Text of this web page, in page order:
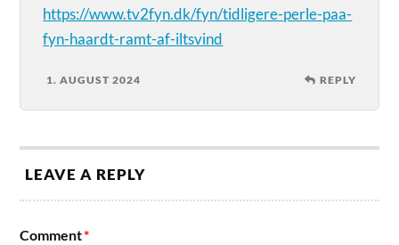
https://www.tv2fyn.dk/fyn/tidligere-perle-paa-
fyn-haardt-ramt-af-iltsvind
1. AUGUST 2024 REPLY
LEAVE A REPLY
Comment*